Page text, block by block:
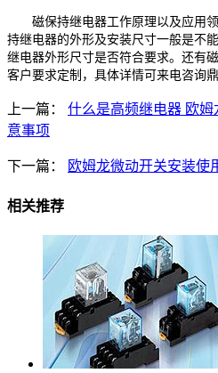
磁保持继电器工作原理以及应用领
持继电器的外形及安装尺寸一般是不
继电器外形尺寸是否符合要求。还有
客户要求定制，具体详情可来电咨询
上一篇：
什么是高频继电器 欧
意事项
下一篇： 欧姆龙微动开关安装使
相关推荐